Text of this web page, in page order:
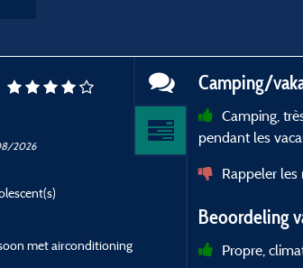
2026
met airconditioning
Camping/
Camping,
pendant les
Rappeler les
Beoordeling
Propre,